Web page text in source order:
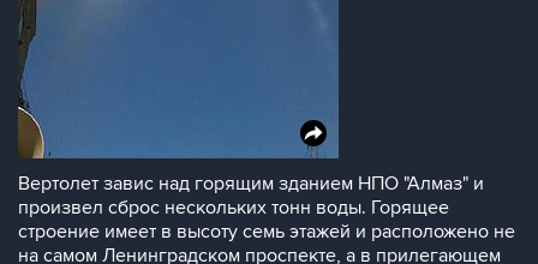
Вертолет завис над горящим зданием НПО "Алмаз" и
произвел сброс нескольких тонн воды. Горящее
строение имеет в высоту семь этажей и расположено не
на самом Ленинградском проспекте, а в прилегающем